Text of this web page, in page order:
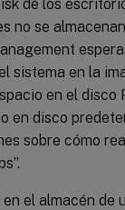
de los
no se
sistema en la
en el
en disco
sobre cómo
el almacén de